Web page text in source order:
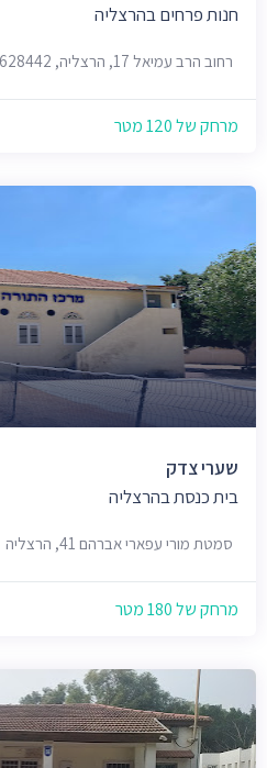
חנות פרחים בהרצליה
רחוב הרב עמיאל 17, הרצליה, 4628442
מרחק של 120 מטר
שערי צדק
בית כנסת בהרצליה
סמטת מורי עפארי אברהם 41, הרצליה
מרחק של 180 מטר